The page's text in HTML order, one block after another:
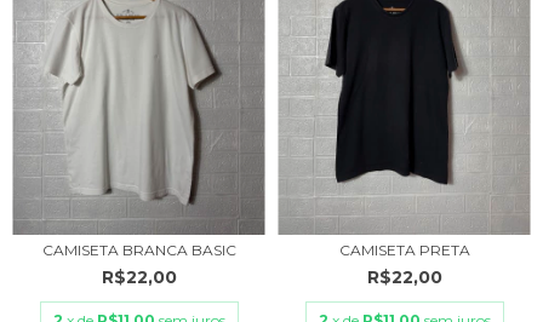
CAMISETA BRANCA BASIC
R$22,00
CAMISETA PRETA
R$22,00